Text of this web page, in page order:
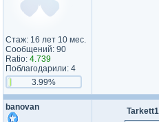
Стаж: 16 лет 10 мес.
Сообщений: 90
Ratio: 4.739
Поблагодарили: 4
3.99%
banovan